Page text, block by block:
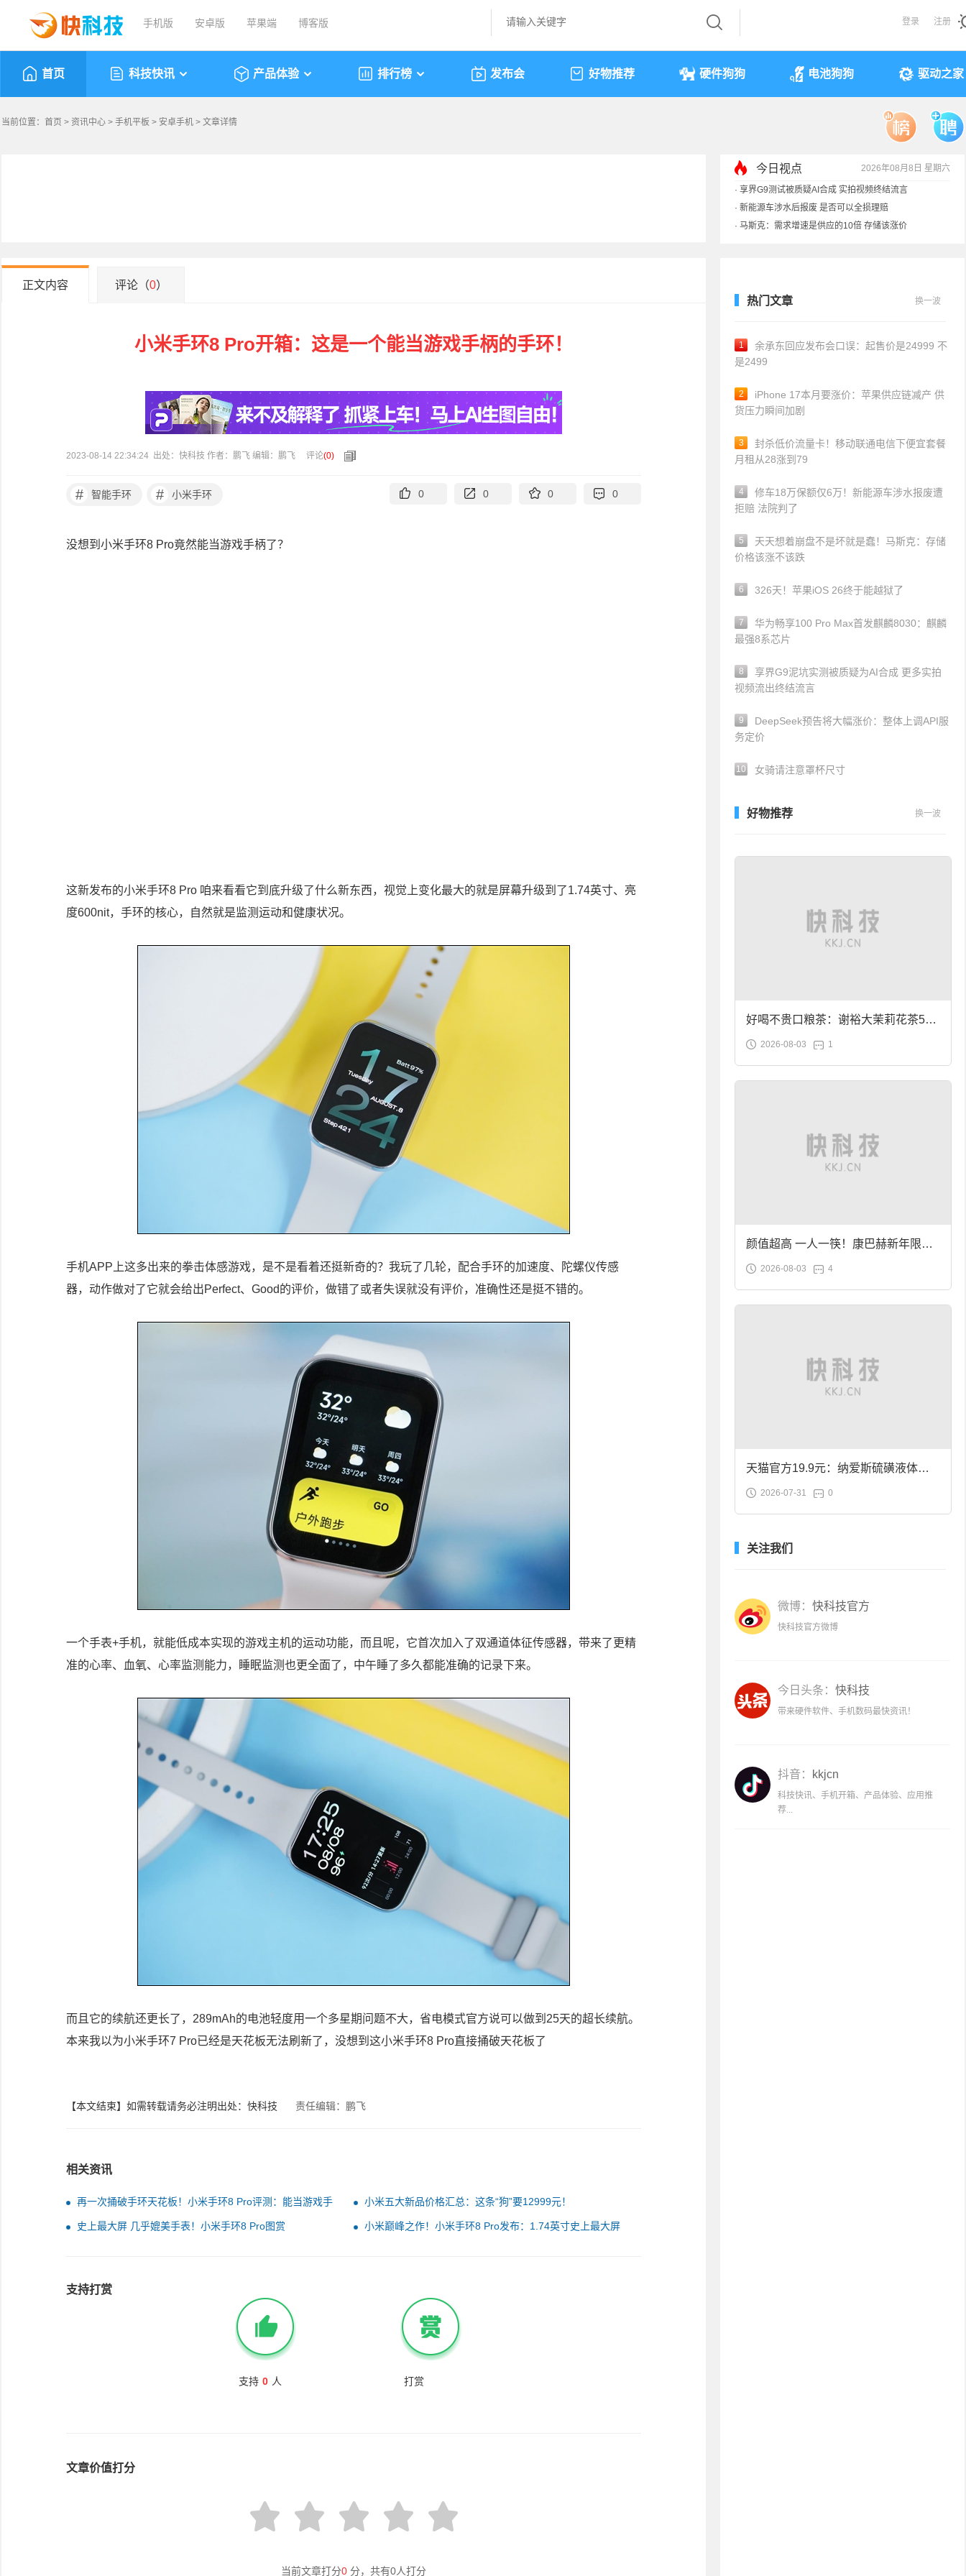
手机版 安卓版 苹果端 博客版 登录 注册
首页 科技快讯 产品体验 排行榜 发布会 好物推荐 硬件狗狗 电池狗狗 驱动之家
当前位置： 首页 > 资讯中心 > 手机平板 > 安卓手机 > 文章详情
今日视点 2026年08月8日 星期六
· 享界G9测试被质疑AI合成 实拍视频终结流言
· 新能源车涉水后报废 是否可以全损理赔
· 马斯克：需求增速是供应的10倍 存储该涨价
正文内容 评论（0）
小米手环8 Pro开箱：这是一个能当游戏手柄的手环！
2023-08-14 22:34:24 出处：快科技 作者：鹏飞 编辑：鹏飞 评论(0)
# 智能手环 # 小米手环 0 0 0 0
没想到小米手环8 Pro竟然能当游戏手柄了？
这新发布的小米手环8 Pro 咱来看看它到底升级了什么新东西，视觉上变化最大的就是屏幕升级到了1.74英寸、亮
度600nit，手环的核心，自然就是监测运动和健康状况。
手机APP上这多出来的拳击体感游戏，是不是看着还挺新奇的？我玩了几轮，配合手环的加速度、陀螺仪传感
器，动作做对了它就会给出Perfect、Good的评价，做错了或者失误就没有评价，准确性还是挺不错的。
一个手表+手机，就能低成本实现的游戏主机的运动功能，而且呢，它首次加入了双通道体征传感器，带来了更精
准的心率、血氧、心率监测能力，睡眠监测也更全面了，中午睡了多久都能准确的记录下来。
而且它的续航还更长了，289mAh的电池轻度用一个多星期问题不大，省电模式官方说可以做到25天的超长续航。
本来我以为小米手环7 Pro已经是天花板无法刷新了，没想到这小米手环8 Pro直接捅破天花板了
【本文结束】如需转载请务必注明出处：快科技 责任编辑：鹏飞
相关资讯
再一次捅破手环天花板！小米手环8 Pro评测：能当游戏手
柄还能当遥控器
小米五大新品价格汇总：这条“狗”要12999元！
史上最大屏 几乎媲美手表！小米手环8 Pro图赏
小米巅峰之作！小米手环8 Pro发布：1.74英寸史上最大屏
支持打赏
支持 0 人 打赏
文章价值打分
当前文章打分0 分，共有0人打分
热门文章 换一波
1
余承东回应发布会口误：起售价是24999 不
是2499
2
iPhone 17本月要涨价：苹果供应链减产 供
货压力瞬间加剧
3
封杀低价流量卡！移动联通电信下便宜套餐
月租从28涨到79
4
修车18万保额仅6万！新能源车涉水报废遭
拒赔 法院判了
5
天天想着崩盘不是坏就是蠢！马斯克：存储
价格该涨不该跌
6 326天！苹果iOS 26终于能越狱了
7
华为畅享100 Pro Max首发麒麟8030：麒麟
最强8系芯片
8
享界G9泥坑实测被质疑为AI合成 更多实拍
视频流出终结流言
9
DeepSeek预告将大幅涨价：整体上调API服
务定价
10 女骑请注意罩杯尺寸
好物推荐 换一波
好喝不贵口粮茶：谢裕大茉莉花茶50g
袋装9.9元到手
2026-08-03 1
颜值超高 一人一筷！康巴赫新年限定
合金筷子大促：19.9元
2026-08-03 4
天猫官方19.9元：纳爱斯硫磺液体香
皂2斤大促
2026-07-31 0
关注我们
微博： 快科技官方
快科技官方微博
今日头条： 快科技
带来硬件软件、手机数码最快资讯！
抖音： kkjcn
科技快讯、手机开箱、产品体验、应用推
荐...